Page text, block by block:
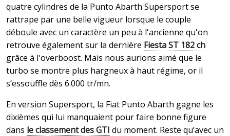
quatre cylindres de la Punto Abarth Supersport se
rattrape par une belle vigueur lorsque le couple
déboule avec un caractère un peu à l'ancienne qu'on
retrouve également sur la dernière Fiesta ST 182 ch
grâce à l'overboost. Mais nous aurions aimé que le
turbo se montre plus hargneux à haut régime, or il
s’essouffle dès 6.000 tr/mn.
En version Supersport, la Fiat Punto Abarth gagne les
dixièmes qui lui manquaient pour faire bonne figure
dans le classement des GTI du moment. Reste qu’avec un